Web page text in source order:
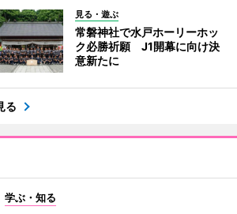
見る・遊ぶ
常磐神社で水戸ホーリーホッ
ク必勝祈願 J1開幕に向け決
意新たに
る
学ぶ・知る